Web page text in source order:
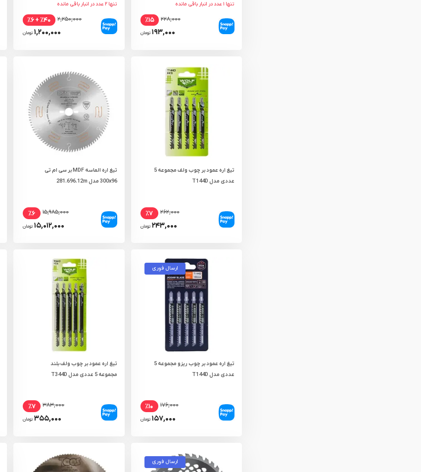
تنها ۱ عدد در انبار باقی مانده
۲۲۸,۰۰۰ ٪۱۵
۱۹۳,۰۰۰ تومان
تنها ۲ عدد در انبار باقی مانده
۲,۲۵۰,۰۰۰ ٪۴۰ + ٪۶
۱,۲۰۰,۰۰۰ تومان
تیغ اره عمود بر چوب ولف مجموعه 5
عددی مدل T144D
۲۶۲,۰۰۰ ٪۷
۲۴۳,۰۰۰ تومان
تیغ اره الماسه MDF بر سی ام تی
300x96 مدل 281.696.12m
۱۵,۹۸۵,۰۰۰ ٪۶
۱۵,۰۱۲,۰۰۰ تومان
ارسال فوری
تیغ اره عمود بر چوب ریزو مجموعه 5
عددی مدل T144D
۱۷۶,۰۰۰ ٪۱۰
۱۵۷,۰۰۰ تومان
تیغ اره عمود بر چوب ولف بلند
مجموعه 5 عددی مدل T344D
۳۸۳,۰۰۰ ٪۷
۳۵۵,۰۰۰ تومان
ارسال فوری